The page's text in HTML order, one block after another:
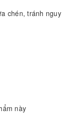
chén, tránh nguy
này